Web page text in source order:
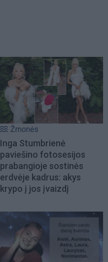
Žmonės
Inga Stumbrienė
paviešino fotosesijos
prabangioje sostinės
erdvėje kadrus: akys
krypo į jos įvaizdį